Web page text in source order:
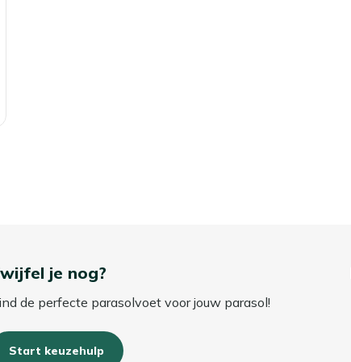
je nog?
de perfecte parasolvoet voor jouw parasol!
Start keuzehulp